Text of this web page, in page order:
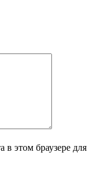
в этом браузере для